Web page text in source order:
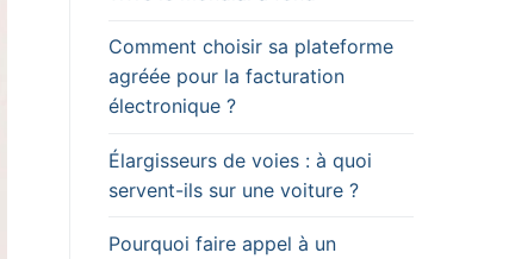
Comment choisir sa plateforme
agréée pour la facturation
électronique ?
Élargisseurs de voies : à quoi
servent-ils sur une voiture ?
Pourquoi faire appel à un